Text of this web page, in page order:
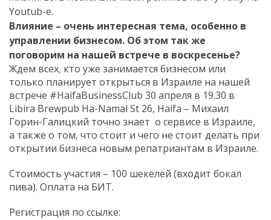
Youtub-е.
Влияние – очень интересная тема, особенно в
управлении бизнесом. Об этом так же
поговорим на нашей встрече в воскресенье?
Ждем всех, кто уже занимается бизнесом или
только планирует открыться в Израиле на нашей
встрече #HaifaBusinessClub 30 апреля в 19.30 в
Libira Brewpub Ha-Namal St 26, Haifa – Михаил
Горин-Галицкий точно знает о сервисе в Израиле,
а также о том, что стоит и чего не стоит делать при
открытии бизнеса новым репатриантам в Израиле.
Стоимость участия – 100 шекелей (входит бокал
пива). Оплата на БИТ.
Регистрация по ссылке: